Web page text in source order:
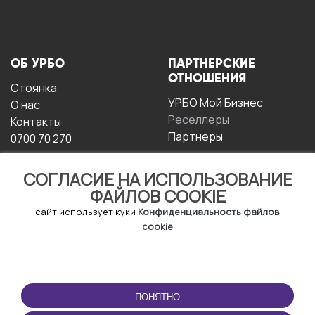
СОГЛАСИЕ НА ИСПОЛЬЗОВАНИЕ
ФАЙЛОВ COOKIE
сайт использует куки Конфиденциальность файлов
cookie
ПОНЯТНО
ОБ УРБО
Стоянка
О нас
Контакты
0700 70 270
ПАРТНЕРСКИЕ
ОТНОШЕНИЯ
УРБО Мой Бизнес
Реселлеры
Партнеры
ЭКСПЛУАТАЦИИ
Условия и положения
ПРИЛОЖЕНИЕ